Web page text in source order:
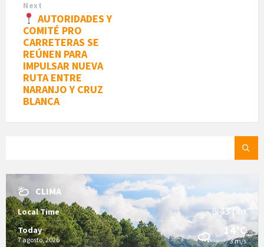
Next
AUTORIDADES Y
COMITÉ PRO
CARRETERAS SE
REÚNEN PARA
IMPULSAR NUEVA
RUTA ENTRE
NARANJO Y CRUZ
BLANCA
CLIMA
Local Time 8:43 pm
Today
7 agosto, 2026
14°C
3 m/s